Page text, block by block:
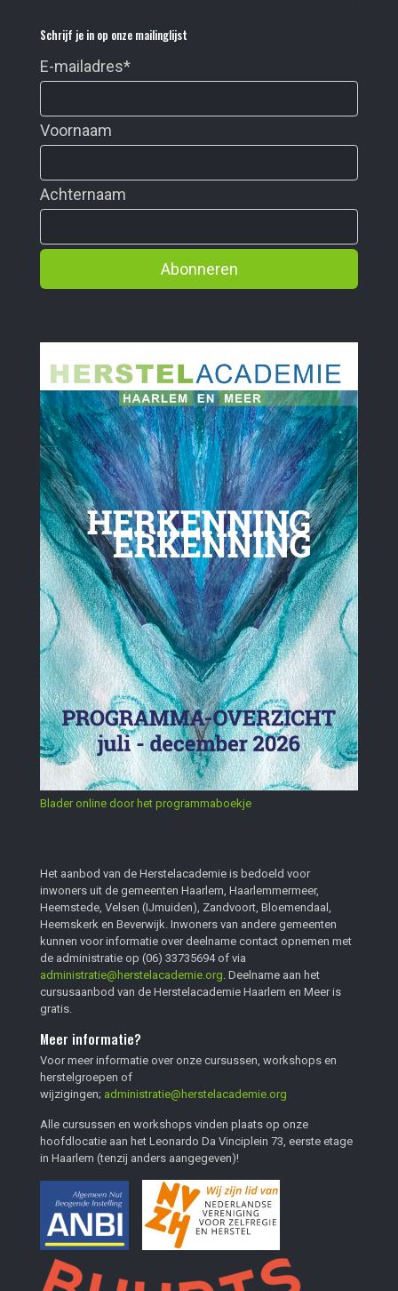
Schrijf je in op onze mailinglijst
E-mailadres*
Voornaam
Achternaam
Abonneren
Blader online door het programmaboekje
Het aanbod van de Herstelacademie is bedoeld voor
inwoners uit de gemeenten Haarlem, Haarlemmermeer,
Heemstede, Velsen (IJmuiden), Zandvoort, Bloemendaal,
Heemskerk en Beverwijk. Inwoners van andere gemeenten
kunnen voor informatie over deelname contact opnemen met
de administratie op (06) 33735694of via
administratie@herstelacademie.org. Deelname aan het
cursusaanbod van de Herstelacademie Haarlem en Meer is
gratis.
Meer informatie?
Voor meer informatie over onze cursussen, workshops en
herstelgroepen of
wijzigingen; administratie@herstelacademie.org
Alle cursussen en workshops vinden plaats op onze
hoofdlocatie aan het Leonardo Da Vinciplein 73, eerste etage
in Haarlem (tenzij anders aangegeven)!